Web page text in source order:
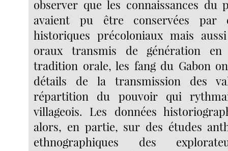
observer que les connaissances du
avaient pu être conservées par
historiques précoloniaux mais
oraux transmis de génération en
tradition orale, les fang du Gabon
détails de la transmission des
répartition du pouvoir qui
villageois. Les données
alors, en partie, sur des études
ethnographiques des